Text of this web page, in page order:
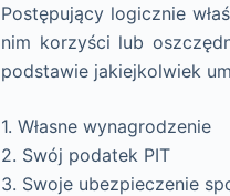
Postępujący logicznie
nim korzyści lub
podstawie jakiejkolwiek
1. Własne wynagrodzenie
2. Swój podatek PIT
3. Swoje ubezpieczenie